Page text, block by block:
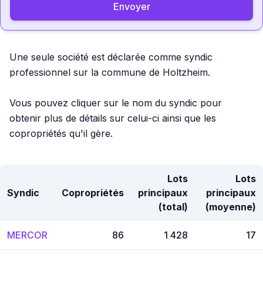
Envoyer
Une seule société est déclarée comme syndic
professionnel sur la commune de Holtzheim.
Vous pouvez cliquer sur le nom du syndic pour
obtenir plus de détails sur celui-ci ainsi que les
copropriétés qu'il gère.
Syndic Copropriétés
Lots
principaux
(total)
Lots
principaux
(moyenne)
MERCOR 86 1 428 17